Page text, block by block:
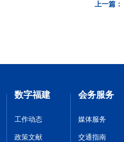
上一篇：
数字福建
工作动态
政策文献
会务服务
媒体服务
交通指南